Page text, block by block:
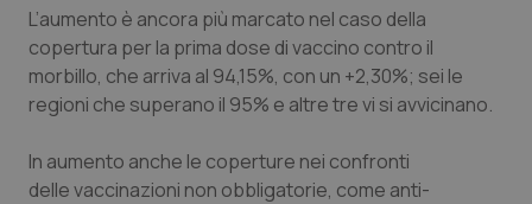
Toscana
Umbria
Valle D’Aosta
Obesità
Oftalmologia
Oncodermatologia
L’aumento è ancora più marcato nel caso della
copertura per la prima dose di vaccino contro il
morbillo, che arriva al 94,15%, con un +2,30%; sei le
regioni che superano il 95% e altre tre vi si avvicinano.
In aumento anche le coperture nei confronti
delle vaccinazioni non obbligatorie, come anti-